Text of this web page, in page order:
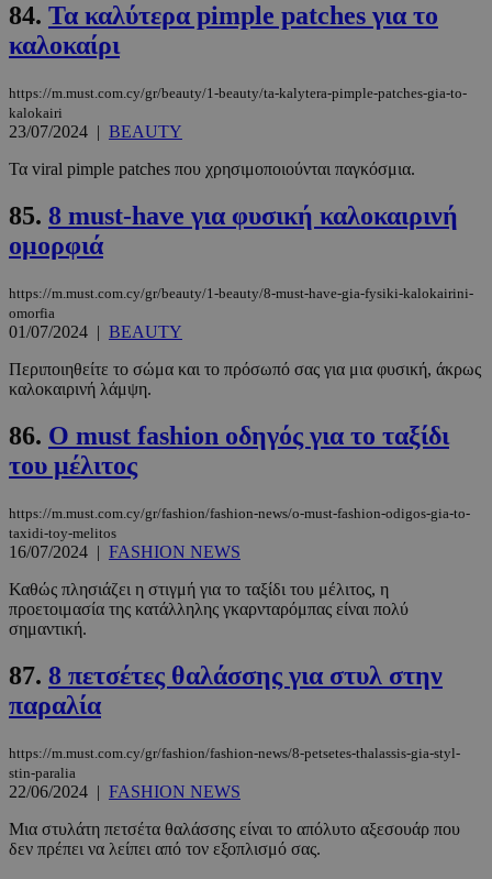
84. Τα καλύτερα pimple patches για το
καλοκαίρι
https://m.must.com.cy/gr/beauty/1-beauty/ta-kalytera-pimple-patches-gia-to-
kalokairi
23/07/2024 | BEAUTY
Τα viral pimple patches που χρησιμοποιούνται παγκόσμια.
85. 8 must-have για φυσική καλοκαιρινή
ομορφιά
https://m.must.com.cy/gr/beauty/1-beauty/8-must-have-gia-fysiki-kalokairini-
omorfia
01/07/2024 | BEAUTY
Περιποιηθείτε το σώμα και το πρόσωπό σας για μια φυσική, άκρως
καλοκαιρινή λάμψη.
86. Ο must fashion οδηγός για το ταξίδι
του μέλιτος
https://m.must.com.cy/gr/fashion/fashion-news/o-must-fashion-odigos-gia-to-
taxidi-toy-melitos
16/07/2024 | FASHION NEWS
Καθώς πλησιάζει η στιγμή για το ταξίδι του μέλιτος, η
προετοιμασία της κατάλληλης γκαρνταρόμπας είναι πολύ
σημαντική.
87. 8 πετσέτες θαλάσσης για στυλ στην
παραλία
https://m.must.com.cy/gr/fashion/fashion-news/8-petsetes-thalassis-gia-styl-
stin-paralia
22/06/2024 | FASHION NEWS
Mια στυλάτη πετσέτα θαλάσσης είναι το απόλυτο αξεσουάρ που
δεν πρέπει να λείπει από τον εξοπλισμό σας.
LangCookie www.must.com.cy
1
CookieScriptConsent
_scc_session
PHPSESSID